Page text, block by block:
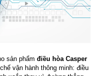
sản phẩm điều hòa Casper
vận hành thông minh: điều